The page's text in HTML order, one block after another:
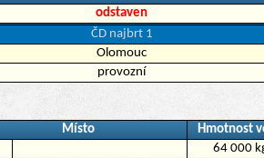
odstaven
ČD najbrt 1
Olomouc
provozní
Místo Hmotnost
64 000